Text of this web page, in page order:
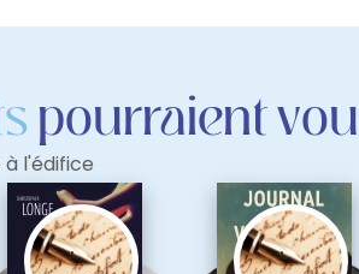
pourraient
l'édifice